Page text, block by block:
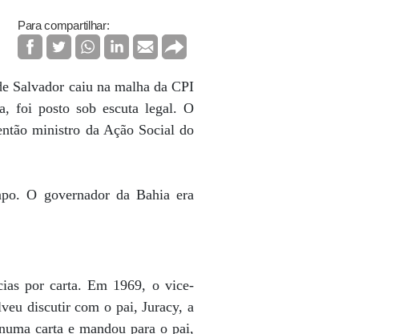
Para compartilhar:
Salvador caiu na malha da CPI
foi posto sob escuta legal. O
ministro da Ação Social do
O governador da Bahia era
por carta. Em 1969, o vice-
discutir com o pai, Juracy, a
carta e mandou para o pai,